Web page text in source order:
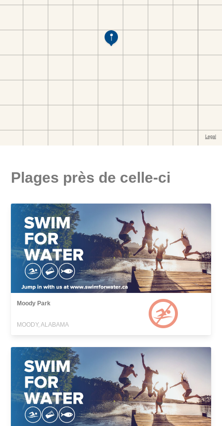
Plages près de celle-ci
Moody Park
MOODY, ALABAMA